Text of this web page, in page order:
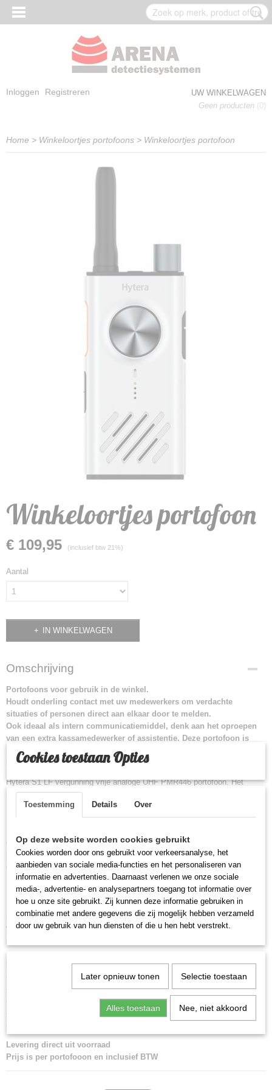
Inloggen Registreren
UW WINKELWAGEN
Geen producten (0)
Home > Winkeloortjes portofoons > Winkeloortjes portofoon
Winkeloortjes portofoon
€ 109,95 (inclusief btw 21%)
Aantal
IN WINKELWAGEN
Omschrijving
Portofoons voor gebruik in de winkel.
Houdt onderling contact met uw medewerkers om verdachte
situaties of personen direct aan elkaar door te melden.
Ook ideaal als intern communicatiemiddel, denk aan het oproepen
van een extra kassamedewerker of assistentie. Deze portofoon is
krachtig genoeg voor bereik door de gehele winkel en het
buitenterrein.
Hytera S1 LF vergunning vrije analoge UHF PMR446 portofoon. Het
model is compact en licht. Hierdoor is deze makkelijk mee te dragen.
Hierdoor is deze geschikt voor zeer veel verschillende werkomgevingen.
ook een handige multilader leverbaar voor het laden van maar liefst 8
portofoons tegelijk. Op de voorzijde van deze portofoon is een handige
grote push to talk knop geplaatst. Hierdoor is deze makkelijk te bedienen.
Natuurlijk is het ook mogelijk om dit via een optioneel oortje te doen.
Het makkelijke bij de Hytera S1 serie is dat deze eenvoudig naar eigen
inzicht te configureren is met behulp van je smartphone door het maken
van een Bluetooth connectie. Via airclone is het zelfs mogelijk om de
Inhoud van het pakket:
- 1x Hytera S1 LF wit
- 1x 2200 mAh accu
- 1x broekriemclip
- 1x draagkoord
- 1x handleiding
Levering direct uit voorraad
Prijs is per portofooon en inclusief BTW
Cookies toestaan Opties
Toestemming Details Over
Op deze website worden cookies gebruikt
Cookies worden door ons gebruikt voor verkeersanalyse, het
aanbieden van sociale media-functies en het personaliseren van
informatie en advertenties. Daarnaast verlenen we onze sociale
media-, advertentie- en analysepartners toegang tot informatie over
hoe u onze site gebruikt. Zij kunnen deze informatie gebruiken in
combinatie met andere gegevens die zij mogelijk hebben verzameld
door uw gebruik van hun diensten of die u hen hebt verstrekt.
Later opnieuw tonen Selectie toestaan
Alles toestaan Nee, niet akkoord